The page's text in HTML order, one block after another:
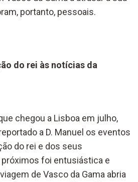
portanto, pessoais.
do rei às notícias da
chegou a Lisboa em julho,
a D. Manuel os eventos
do rei e dos seus
foi entusiástica e
de Vasco da Gama abria